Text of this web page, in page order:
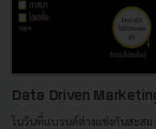
Data Driven Marketing
ในวันที่แบรนด์ต่างแข่งกันสะส